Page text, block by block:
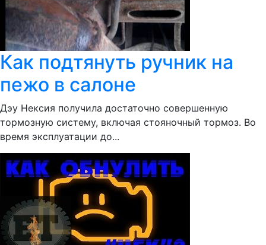
Как подтянуть ручник на
пежо в салоне
Дэу Нексия получила достаточно совершенную
тормозную систему, включая стояночный тормоз. Во
время эксплуатации до...